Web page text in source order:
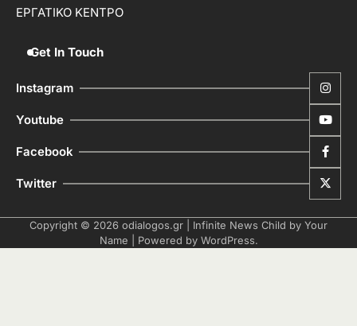
ΕΡΓΑΤΙΚΟ ΚΕΝΤΡΟ
Get In Touch
Instagram
Youtube
Facebook
Twitter
Copyright © 2026 odialogos.gr | Infinite News Child by Your
Name | Powered by WordPress.